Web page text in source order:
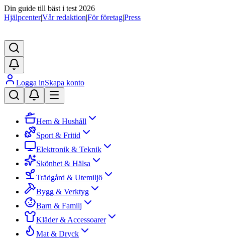
Din guide till bäst i test 2026
Hjälpcenter|Vår redaktion|För företag|Press
Logga inSkapa konto
Hem & Hushåll
Sport & Fritid
Elektronik & Teknik
Skönhet & Hälsa
Trädgård & Utemiljö
Bygg & Verktyg
Barn & Familj
Kläder & Accessoarer
Mat & Dryck